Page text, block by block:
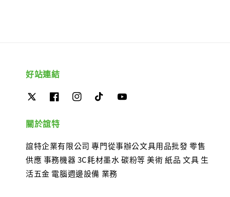
好站連結
關於誼特
誼特企業有限公司 專門從事辦公文具用品批發 零售
供應 事務機器 3C耗材墨水 碳粉等 美術 紙品 文具 生
活五金 電腦週邊設備 業務